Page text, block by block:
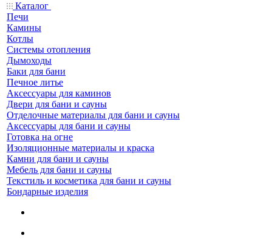
Каталог
Печи
Камины
Котлы
Системы отопления
Дымоходы
Баки для бани
Печное литье
Аксессуары для каминов
Двери для бани и сауны
Отделочные материалы для бани и сауны
Аксессуары для бани и сауны
Готовка на огне
Изоляционные материалы и краска
Камни для бани и сауны
Мебель для бани и сауны
Текстиль и косметика для бани и сауны
Бондарные изделия